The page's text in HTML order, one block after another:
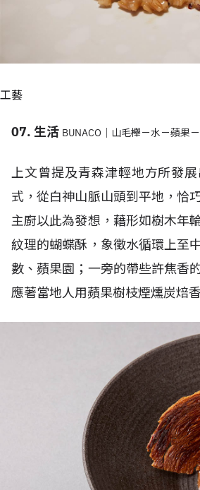
工藝
07. 生活 BUNACO｜山毛櫸－水－蘋果
上文曾提及青森津輕地方所發
式，從白神山脈山頭到平地，恰
主廚以此為發想，藉形如樹木年
紋理的蝴蝶酥，象徵水循環上至
數、蘋果園；一旁的帶些許焦香
應著當地人用蘋果樹枝煙燻炭焙